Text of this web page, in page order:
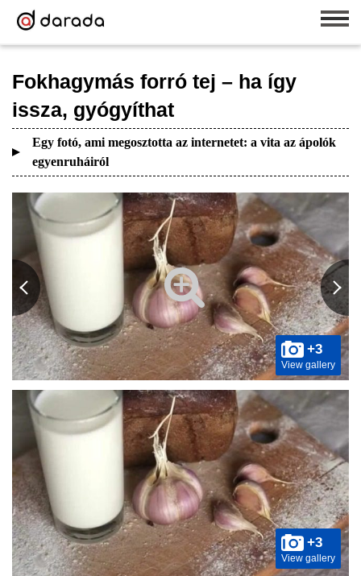
Fokhagymás forró tej – ha így
issza, gyógyíthat
Egy fotó, ami megosztotta az internetet: a vita az ápolók
egyenruháiról
+3
View gallery
+3
View gallery